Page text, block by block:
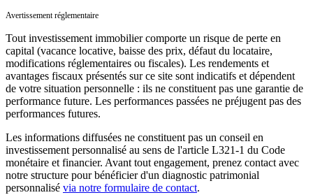
Avertissement réglementaire
Tout investissement immobilier comporte un risque de perte en
capital (vacance locative, baisse des prix, défaut du locataire,
modifications réglementaires ou fiscales). Les rendements et
avantages fiscaux présentés sur ce site sont indicatifs et dépendent
de votre situation personnelle : ils ne constituent pas une garantie de
performance future. Les performances passées ne préjugent pas des
performances futures.
Les informations diffusées ne constituent pas un conseil en
investissement personnalisé au sens de l'article L321-1 du Code
monétaire et financier. Avant tout engagement, prenez contact avec
notre structure pour bénéficier d'un diagnostic patrimonial
personnalisé via notre formulaire de contact.